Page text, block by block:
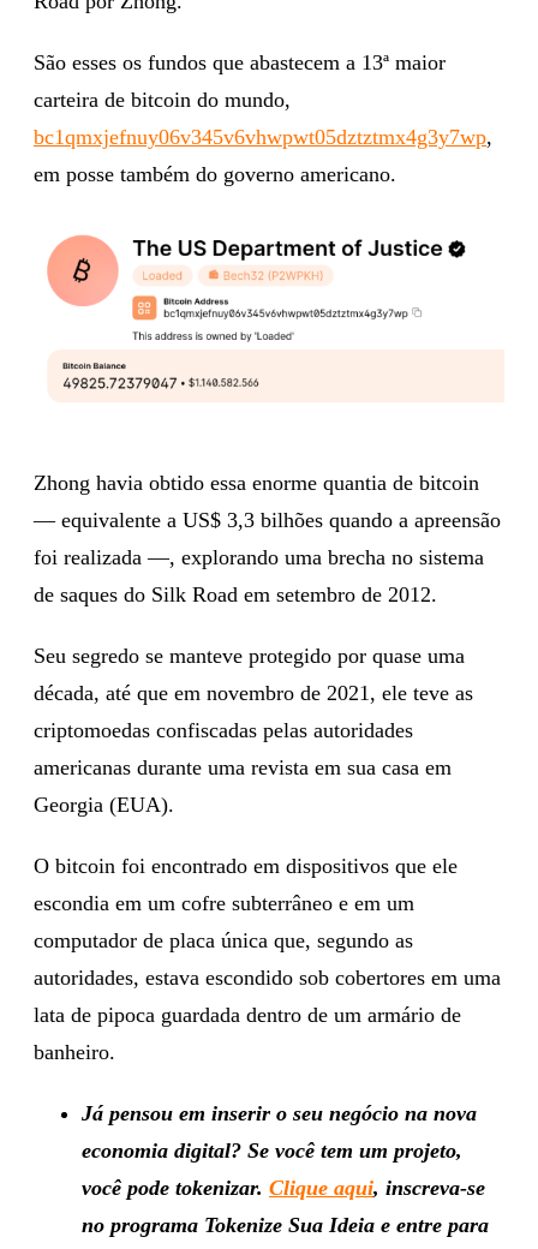
São esses os fundos que abastecem a 13ª maior
carteira de bitcoin do mundo,
bc1qmxjefnuy06v345v6vhwpwt05dztztmx4g3y7wp,
em posse também do governo americano.
Zhong havia obtido essa enorme quantia de bitcoin
— equivalente a US$ 3,3 bilhões quando a apreensão
foi realizada —, explorando uma brecha no sistema
de saques do Silk Road em setembro de 2012.
Seu segredo se manteve protegido por quase uma
década, até que em novembro de 2021, ele teve as
criptomoedas confiscadas pelas autoridades
americanas durante uma revista em sua casa em
Georgia (EUA).
O bitcoin foi encontrado em dispositivos que ele
escondia em um cofre subterrâneo e em um
computador de placa única que, segundo as
autoridades, estava escondido sob cobertores em uma
lata de pipoca guardada dentro de um armário de
banheiro.
Já pensou em inserir o seu negócio na nova
economia digital? Se você tem um projeto,
você pode tokenizar. Clique aqui, inscreva-se
no programa Tokenize Sua Ideia e entre para